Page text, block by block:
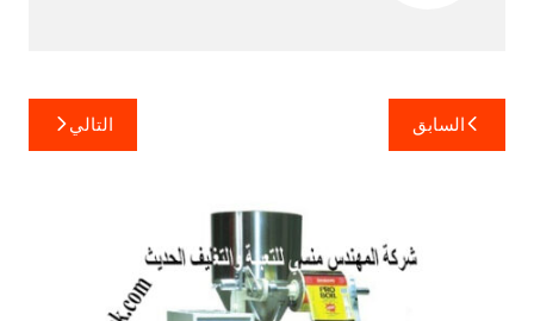
تصفّح
المقالات
السابق التالي